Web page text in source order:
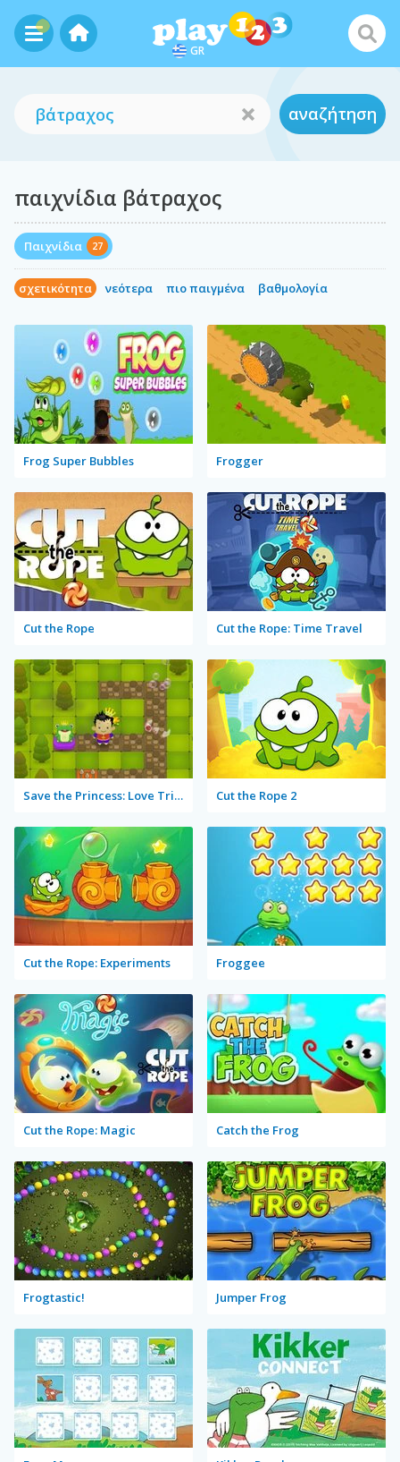
GR
αναζήτηση
παιχνίδια βάτραχος
Παιχνίδια 27
σχετικότητα νεότερα πιο παιγμένα βαθμολογία
Frog Super Bubbles Frogger
Cut the Rope Cut the Rope: Time Travel
Save the Princess: Love Triangle Cut the Rope 2
Cut the Rope: Experiments Froggee
Cut the Rope: Magic Catch the Frog
Frogtastic! Jumper Frog